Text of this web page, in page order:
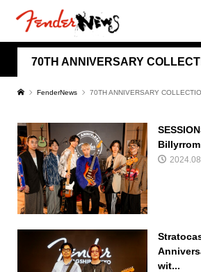
70TH ANNIVERSARY
FenderNews 70TH ANNIVERSARY
Billyrrom
wit...